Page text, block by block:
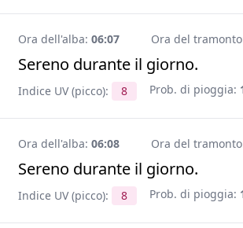
Ora dell'alba: 06:07 Ora del
Sereno durante il giorno.
Indice UV (picco): 8 Prob. di pioggia:
Ora dell'alba: 06:08 Ora del
Sereno durante il giorno.
Indice UV (picco): 8 Prob. di pioggia: